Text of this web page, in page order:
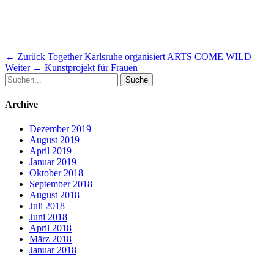
Beitragsnavigation
← Zurück Vorheriger
Beitrag:
Together Karlsruhe organisiert ARTS COME WILD
Weiter → Nächster
Kunstprojekt für Frauen
Suche
nach:
Archive
Dezember 2019
August 2019
April 2019
Januar 2019
Oktober 2018
September 2018
August 2018
Juli 2018
Juni 2018
April 2018
März 2018
Januar 2018